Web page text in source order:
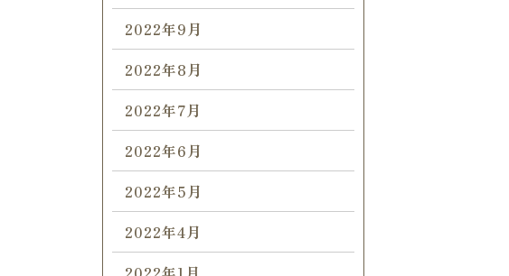
2022年9月
2022年8月
2022年7月
2022年6月
2022年5月
2022年4月